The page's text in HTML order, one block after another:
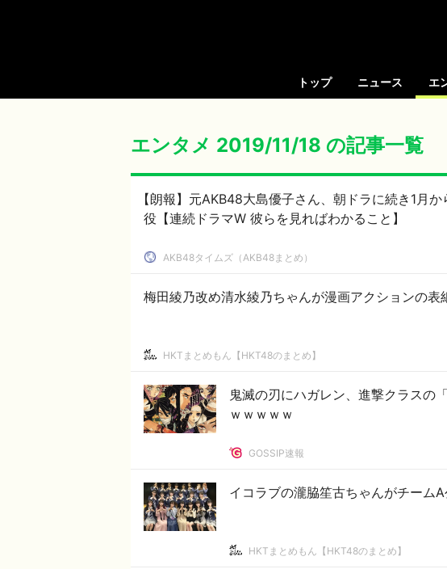
トップ ニュース エ
エンタメ 2019/11/18 の記事一覧
【朗報】元AKB48大島優子さん、朝ドラに続き1
役【連続ドラマW 彼らを見ればわかること】
AKB48タイムズ（AKB48まとめ）
梅田綾乃改め清水綾乃ちゃんが漫画アクションの表
HKTまとめもん【HKT48のまとめ】
鬼滅の刃にハガレン、進撃クラスの
ｗｗｗｗｗ
GOSSIP速報
イコラブの瀧脇笙古ちゃんがチーム
HKTまとめもん【HKT48のまとめ】